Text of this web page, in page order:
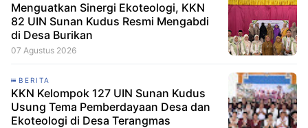
Menguatkan Sinergi Ekoteologi, KKN
82 UIN Sunan Kudus Resmi Mengabdi
di Desa Burikan
07 Agustus 2026
BERITA
KKN Kelompok 127 UIN Sunan Kudus
Usung Tema Pemberdayaan Desa dan
Ekoteologi di Desa Terangmas